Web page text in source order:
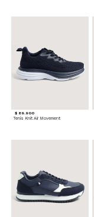
$ 89.900
Tenis Knit Air Movement